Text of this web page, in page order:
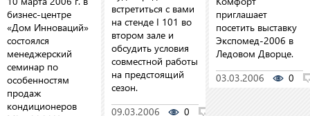
бизнес-центре
«Дом Инноваций»
состоялся
менеджерский
семинар по
особенностям
продаж
кондиционеров
встретиться с вами
на стенде I 101 во
втором зале и
обсудить условия
совместной работы
на предстоящий
сезон.
09.03.2006
0
приглашает
посетить выставку
Экспомед-2006 в
Ледовом Дворце.
03.03.2006
0